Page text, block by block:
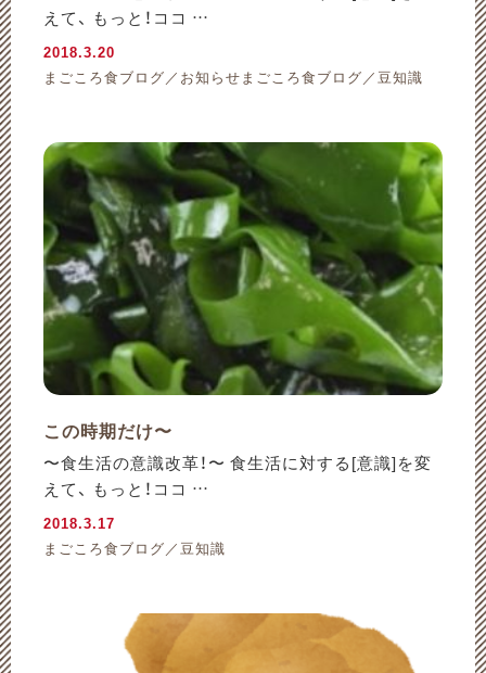
えて、 もっと！ココ …
2018.3.20
まごころ食ブログ／お知らせまごころ食ブログ／豆知識
この時期だけ〜
〜食生活の意識改革！〜 食生活に対する[意識]を変
えて、 もっと！ココ …
2018.3.17
まごころ食ブログ／豆知識